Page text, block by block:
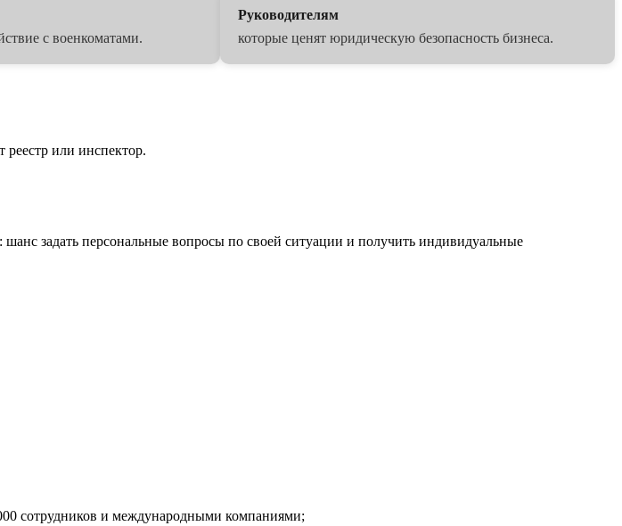
с военкоматами.
Руководителям
которые ценят юридическую безопасность бизнеса.
реестр или инспектор.
задать персональные вопросы по своей ситуации и получить индивидуальные
сотрудников и международными компаниями;